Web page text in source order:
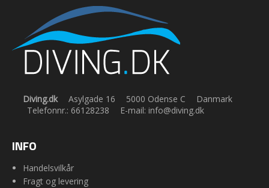
Diving.dk Asylgade 16 5000 Odense C
Danmark
Telefonnr.: 66128238 E-mail: info@diving.dk
INFO
Handelsvilkår
Fragt og levering